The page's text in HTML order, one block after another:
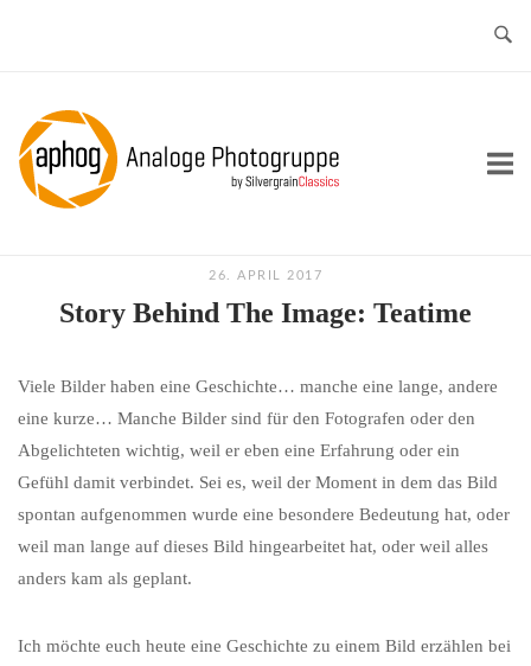
Home
26. APRIL 2017
Story Behind The Image: Teatime
Viele Bilder haben eine Geschichte… manche eine lange, andere
eine kurze… Manche Bilder sind für den Fotografen oder den
Abgelichteten wichtig, weil er eben eine Erfahrung oder ein
Gefühl damit verbindet. Sei es, weil der Moment in dem das Bild
spontan aufgenommen wurde eine besondere Bedeutung hat, oder
weil man lange auf dieses Bild hingearbeitet hat, oder weil alles
anders kam als geplant.
Ich möchte euch heute eine Geschichte zu einem Bild erzählen bei